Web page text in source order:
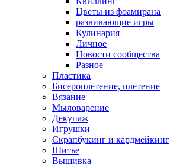
Цветы из фоамирана
развивающие игры
Кулинария
Личное
Новости сообщества
Разное
Пластика
Бисероплетение, плетение
Вязание
Мыловарение
Декупаж
Игрушки
Скрапбукинг и кардмейкинг
Шитье
Вышивка